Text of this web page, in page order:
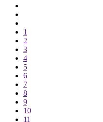
1
2
3
4
5
6
7
8
9
10
11